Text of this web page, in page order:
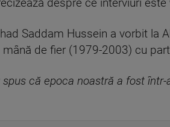
despre ce interviuri este
Saddam Hussein a vorbit
de fier (1979-2003) cu
că epoca noastră a fost